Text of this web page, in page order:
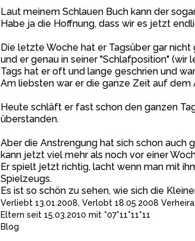
Laut meinem Schlauen Buch kann der
Habe ja die Hoffnung, dass wir es jetzt
Die letzte Woche hat er Tagsüber gar
und er genau in seiner "Schlafposition" (wir
Tags hat er oft und lange geschrien und
Am liebsten war er die ganze Zeit auf dem
Heute schläft er fast schon den ganzen
überstanden.
Aber die Anstrengung hat sich schon auch
kann jetzt viel mehr als noch vor einer
Er spielt jetzt richtig, lacht wenn man mit
Spielzeugs.
Es ist so schön zu sehen, wie sich die
Verliebt 13.01.2008, Verlobt 18.05.2008
Eltern seit 15.03.2010 mit *07*11*11*11
Blog